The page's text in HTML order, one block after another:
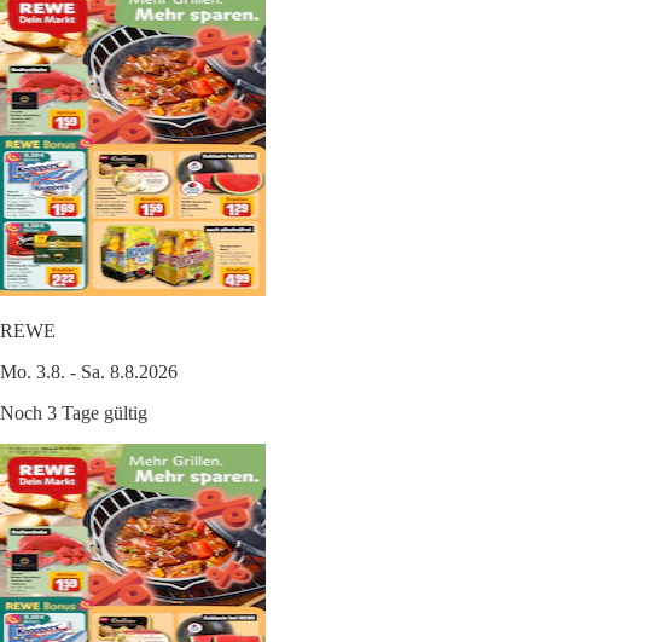
REWE
Mo. 3.8. - Sa. 8.8.2026
Noch 3 Tage gültig